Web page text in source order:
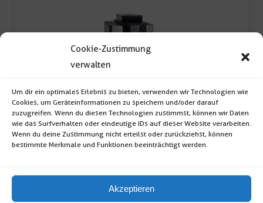
Cookie-Zustimmung
verwalten
Um dir ein optimales Erlebnis zu bieten, verwenden wir Technologien wie
Cookies, um Geräteinformationen zu speichern und/oder darauf
zuzugreifen. Wenn du diesen Technologien zustimmst, können wir Daten
wie das Surfverhalten oder eindeutige IDs auf dieser Website verarbeiten.
Wenn du deine Zustimmung nicht erteilst oder zurückziehst, können
bestimmte Merkmale und Funktionen beeinträchtigt werden.
Akzeptieren
Kaffeevollautomat
Kaffeevollautomat (Hochwertiger
Kaffeevollautomat zur Zubereitung von Kaffee,
Kaffeevollautomat